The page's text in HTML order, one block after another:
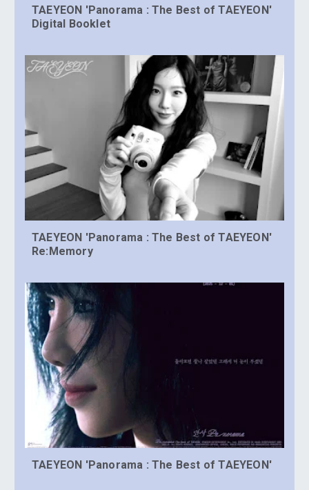
TAEYEON 'Panorama : The Best of TAEYEON'
Digital Booklet
TAEYEON 'Panorama : The Best of TAEYEON'
Re:Memory
TAEYEON 'Panorama : The Best of TAEYEON'